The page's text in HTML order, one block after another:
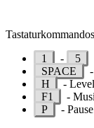
Tastaturkommandos
1
- 5
SPACE
H
-
F1
-
P
-